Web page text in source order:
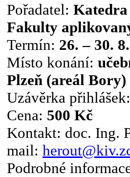
Pořadatel:
Fakulty
Termín: 26. – 30.
Místo konání:
Plzeň (areál Bory)
Uzávěrka
Cena: 500 Kč
Kontakt: doc. Ing.
mail:
Podrobné